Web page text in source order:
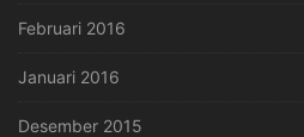
Februari 2016
Januari 2016
Desember 2015